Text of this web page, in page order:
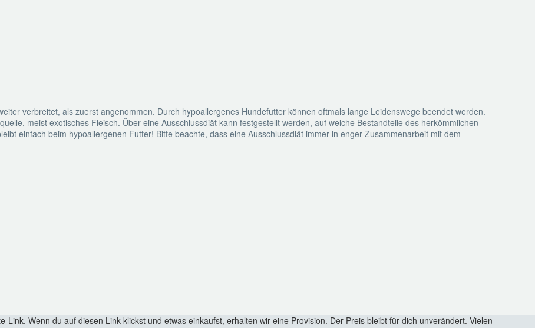
verbreitet, als zuerst angenommen. Durch hypoallergenes Hundefutter können oftmals lange Leidenswege beendet werden.
meist exotisches Fleisch. Über eine Ausschlussdiät kann festgestellt werden, auf welche Bestandteile des herkömmlichen
einfach beim hypoallergenen Futter! Bitte beachte, dass eine Ausschlussdiät immer in enger Zusammenarbeit mit dem
Link. Wenn du auf diesen Link klickst und etwas einkaufst, erhalten wir eine Provision. Der Preis bleibt für dich unverändert. Vielen